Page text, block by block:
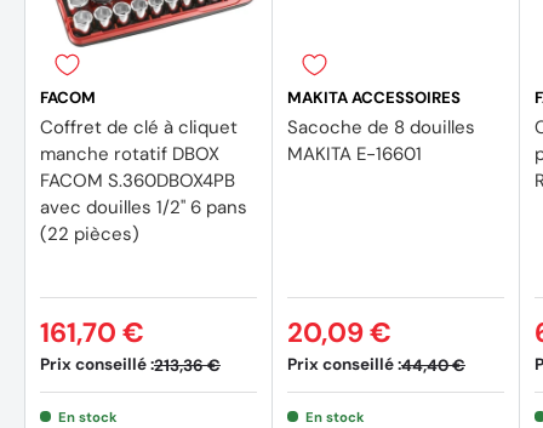
FACOM
Coffret de clé à cliquet
manche rotatif DBOX
FACOM S.360DBOX4PB
avec douilles 1/2'' 6 pans
(22 pièces)
Prix conseillé :213,36 €
161,70 €
En stock
MAKITA ACCESSOIRES
Sacoche de 8 douilles
MAKITA E-16601
Prix conseillé :44,40 €
20,09 €
En stock